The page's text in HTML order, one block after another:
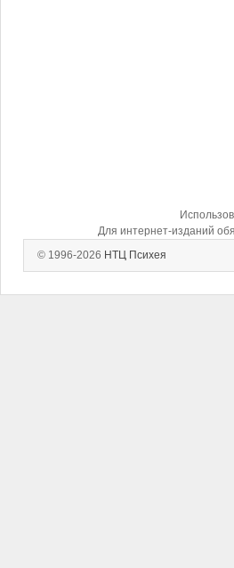
Для интернет-изданий
© 1996-2026 НТЦ Психея